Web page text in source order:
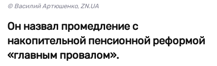
© Василий Артюшенко, ZN.UA
Он назвал промедление с
накопительной пенсионной реформой
«главным провалом».